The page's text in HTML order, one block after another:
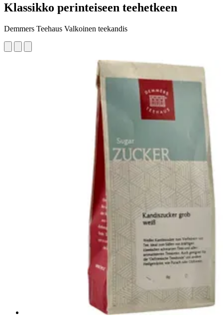
Klassikko perinteiseen teehetkeen
Demmers Teehaus Valkoinen teekandis